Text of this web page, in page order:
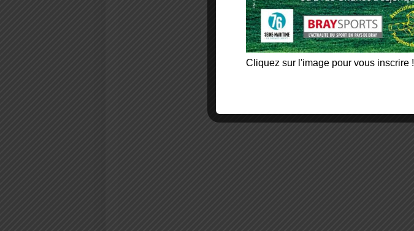
Cliquez sur l'image pour vous inscrire !